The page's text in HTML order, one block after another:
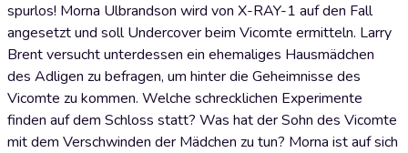
spurlos! Morna Ulbrandson wird von X-RAY-1 auf den Fall
angesetzt und soll Undercover beim Vicomte ermitteln. Larry
Brent versucht unterdessen ein ehemaliges Hausmädchen
des Adligen zu befragen, um hinter die Geheimnisse des
Vicomte zu kommen. Welche schrecklichen Experimente
finden auf dem Schloss statt? Was hat der Sohn des Vicomte
mit dem Verschwinden der Mädchen zu tun? Morna ist auf sich